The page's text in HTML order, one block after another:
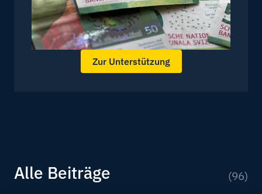
Zur Unterstützung
Alle Beiträge (96)